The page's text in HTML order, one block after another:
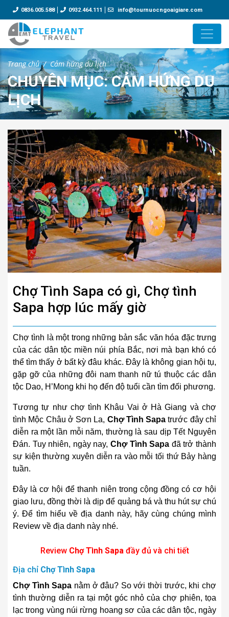
0836.005.588 0932.464.111 info@tournuocngoaigiare.com
Trang chủ Cảm hứng du lịch
CHUYÊN MỤC: CẢM HỨNG DU
LỊCH
Chợ Tình Sapa có gì, Chợ tình
Sapa hợp lúc mấy giờ
Chợ tình là một trong những bản sắc văn hóa đặc trưng
của các dân tộc miền núi phía Bắc, nơi mà bạn khó có
thể tìm thấy ở bất kỳ đâu khác. Đây là không gian hội tụ,
gặp gỡ của những đôi nam thanh nữ tú thuộc các dân
tộc Dao, H’Mong khi họ đến độ tuổi cần tìm đối phương.
Tương tự như chợ tình Khâu Vai ở Hà Giang và chợ
tình Mộc Châu ở Sơn La, Chợ Tình Sapa trước đây chỉ
diễn ra một lần mỗi năm, thường là sau dịp Tết Nguyên
Đán. Tuy nhiên, ngày nay, Chợ Tình Sapa đã trở thành
sự kiện thường xuyên diễn ra vào mỗi tối thứ Bảy hàng
tuần.
Đây là cơ hội để thanh niên trong cộng đồng có cơ hội
giao lưu, đồng thời là dịp để quảng bá và thu hút sự chú
ý. Để tìm hiểu về địa danh này, hãy cùng chúng mình
Review về địa danh này nhé.
Review Chợ Tình Sapa đầy đủ và chi tiết
Địa chỉ Chợ Tình Sapa
Chợ Tình Sapa nằm ở đâu? So với thời trước, khi chợ
tình thường diễn ra tại một góc nhỏ của chợ phiên, tọa
lạc trong vùng núi rừng hoang sơ của các dân tộc, ngày